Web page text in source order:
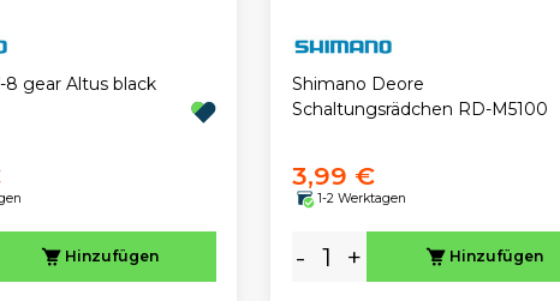
8 gear Altus black
Hinzufügen
Shimano Deore
Schaltungsrädchen RD-M5100
3,99 €
1-2 Werktagen
- + Hinzufügen